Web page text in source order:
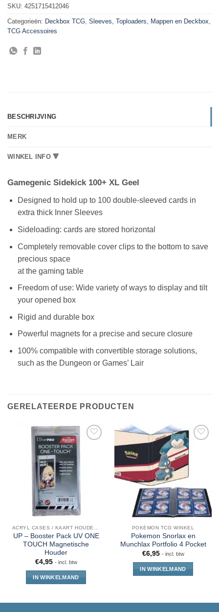
SKU: 4251715412046
Categorieën: Deckbox TCG Sleeves, Toploaders, Mappen en Deckbox
TCG Accessoires
BESCHRIJVING
MERK
WINKEL INFO 🔻
Gamegenic Sidekick 100+ XL Geel
Designed to hold up to 100 double-sleeved cards in
extra thick Inner Sleeves
Sideloading: cards are stored horizontal
Completely removable cover clips to the bottom to save
precious space
at the gaming table
Freedom of use: Wide variety of ways to display and tilt
your opened box
Rigid and durable box
Powerful magnets for a precise and secure closure
100% compatible with convertible storage solutions,
such as the Dungeon or Games’ Lair
GERELATEERDE PRODUCTEN
UP – Booster Pack UV ONE
TOUCH Magnetische
Houder
€4,95 - incl. btw
IN WINKELMAND
POKÉMON TCG WINKEL
Pokemon Snorlax en
Munchlax Portfolio 4 Pocket
€6,95 - incl. btw
IN WINKELMAND